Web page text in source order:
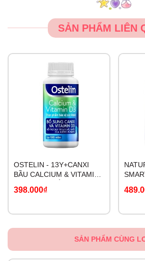
SẢN PHẨM LIÊN
OSTELIN - 13Y+CANXI
BẦU CALCIUM & VITAMIN
398.000₫
SẢN PHẨM CÙNG